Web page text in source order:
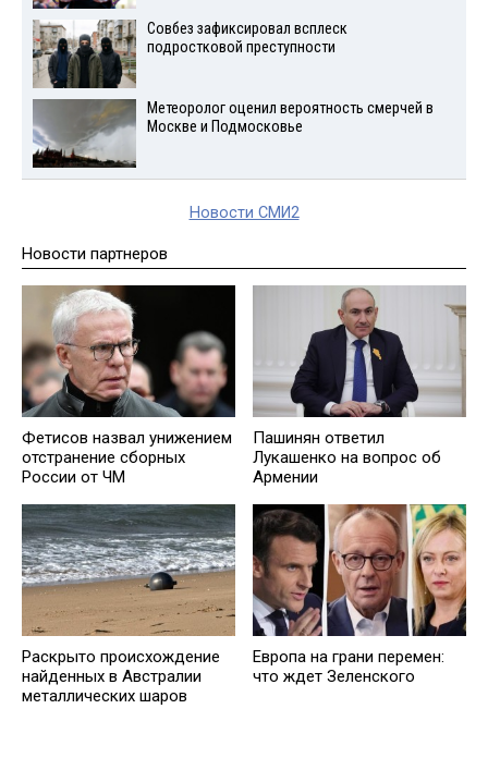
Совбез зафиксировал всплеск
подростковой преступности
Метеоролог оценил вероятность смерчей в
Москве и Подмосковье
Новости СМИ2
Новости партнеров
Фетисов назвал унижением
отстранение сборных
России от ЧМ
Пашинян ответил
Лукашенко на вопрос об
Армении
Раскрыто происхождение
найденных в Австралии
металлических шаров
Европа на грани перемен:
что ждет Зеленского